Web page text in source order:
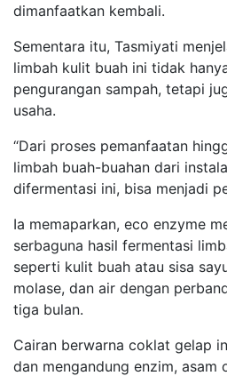
dimanfaatkan kembali.
Sementara itu, Tasmiyati
limbah kulit buah ini tidak
pengurangan sampah, tetapi
usaha.
“Dari proses pemanfaatan
limbah buah-buahan dari
difermentasi ini, bisa menjadi
Ia memaparkan, eco enzyme
serbaguna hasil fermentasi
seperti kulit buah atau sisa
molase, dan air dengan
tiga bulan.
Cairan berwarna coklat gelap
dan mengandung enzim, asam